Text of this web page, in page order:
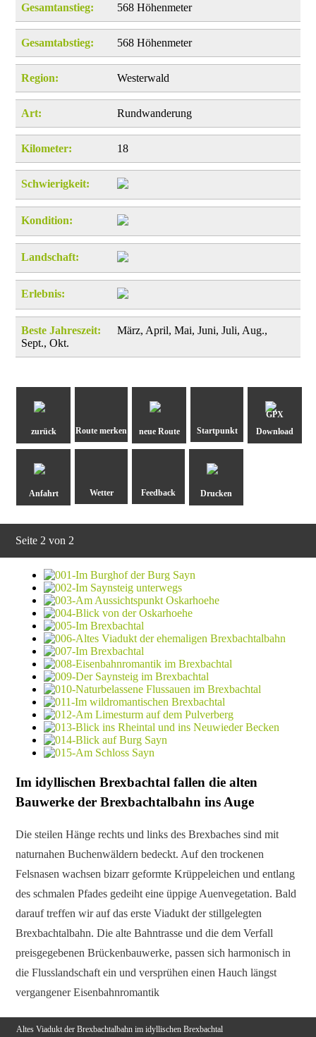
Gesamtanstieg: 568 Höhenmeter
Gesamtabstieg: 568 Höhenmeter
Region: Westerwald
Art: Rundwanderung
Kilometer: 18
Schwierigkeit:
Kondition:
Landschaft:
Erlebnis:
Beste Jahreszeit:
März, April, Mai, Juni, Juli, Aug.,
Sept., Okt.
zurück neue Route
GPX
Download
Anfahrt Drucken
Seite 2 von 2
Im idyllischen Brexbachtal fallen die alten
Bauwerke der Brexbachtalbahn ins Auge
Die steilen Hänge rechts und links des Brexbaches sind mit
naturnahen Buchenwäldern bedeckt. Auf den trockenen
Felsnasen wachsen bizarr geformte Krüppeleichen und entlang
des schmalen Pfades gedeiht eine üppige Auenvegetation. Bald
darauf treffen wir auf das erste Viadukt der stillgelegten
Brexbachtalbahn. Die alte Bahntrasse und die dem Verfall
preisgegebenen Brückenbauwerke, passen sich harmonisch in
die Flusslandschaft ein und versprühen einen Hauch längst
vergangener Eisenbahnromantik
Altes Viadukt der Brexbachtalbahn im idyllischen Brexbachtal